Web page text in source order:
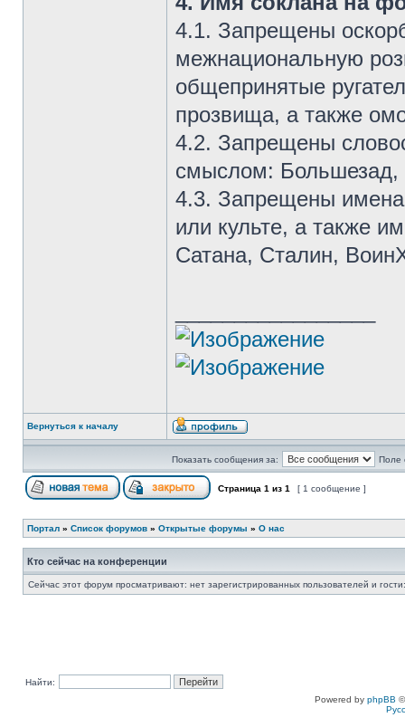
4.1. Запрещены
межнациональную
общепринятые
прозвища, а также
4.2. Запрещены
смыслом: Большезад,
4.3. Запрещены имена
или культе, а также
Сатана, Сталин,
Вернуться к началу
Показать сообщения за: Поле
Страница 1 из 1 [ 1 сообщение ]
Портал » Список форумов » Открытые форумы » О нас
Кто сейчас на конференции
Сейчас этот форум просматривают: нет зарегистрированных пользователей и
Найти:
Powered by phpBB